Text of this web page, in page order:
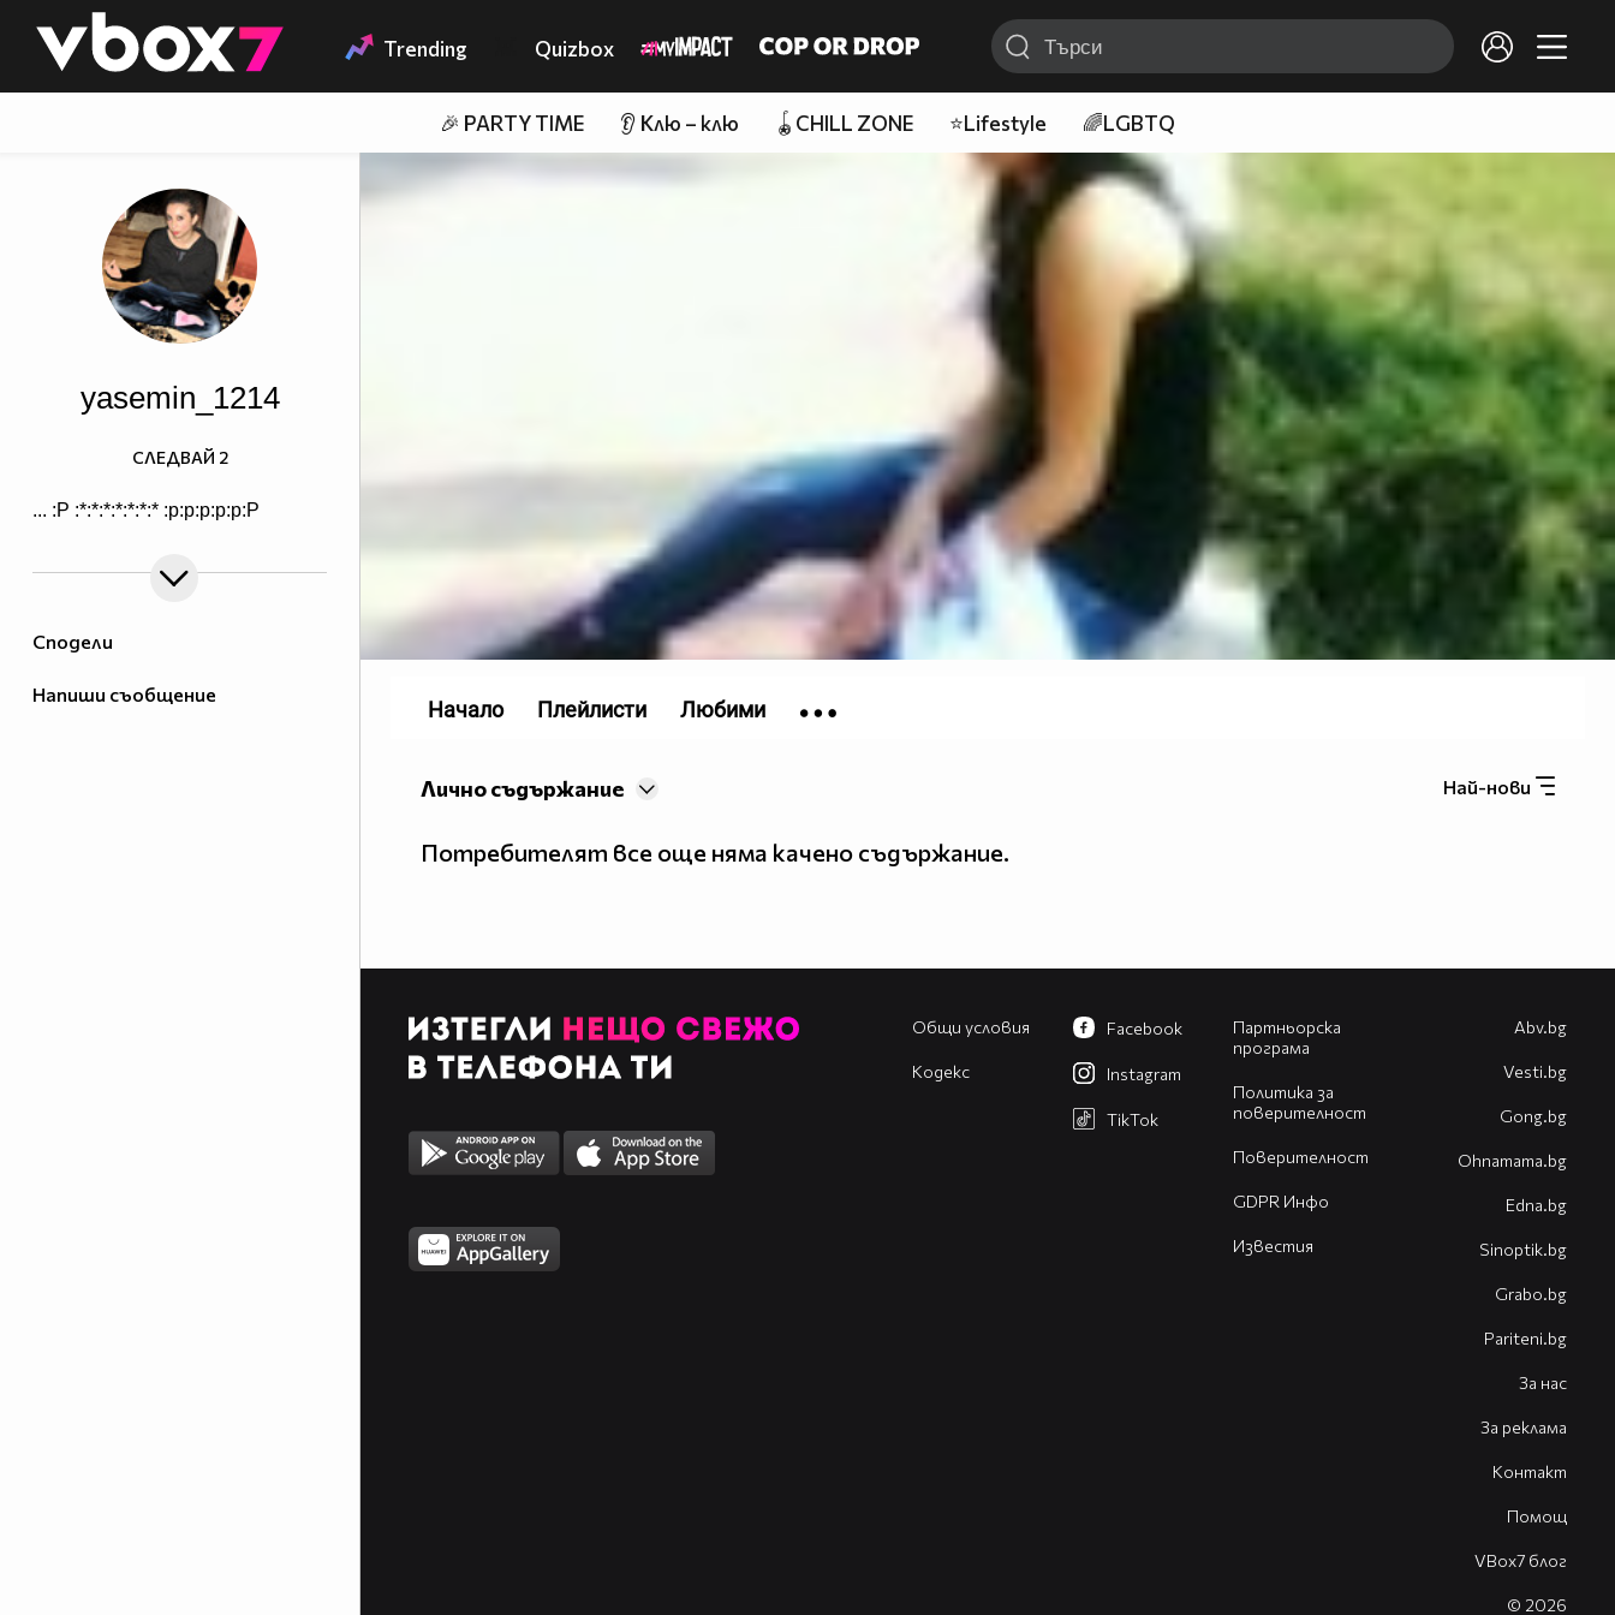
👾 Trending Quizbox
🎉 PARTY TIME 👂 Клю – клю 🪀CHILL ZONE ⭐Lifestyle 🌈LGBTQ
Сподели
Напиши съобщение
yasemin_1214
... :P :*:*:*:*:*:*:* :p:p:p:p:p:P
СЛЕДВАЙ 2
Най-нови
Лично съдържание
Потребителят все още няма качено съдържание.
Начало Плейлисти Любими
Общи условия
Кодекс
Партньорска
програма
Политика за
поверителност
Поверителност
GDPR Инфо
Известия
Facebook
Instagram
TikTok
Abv.bg
Vesti.bg
Gong.bg
Оhnamama.bg
Edna.bg
Sinoptik.bg
Grabo.bg
Pariteni.bg
За нас
За реклама
Контакт
Помощ
VBox7 блог
© 2026